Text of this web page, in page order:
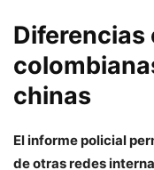
Diferencias
chinas
El informe policial
de otras redes